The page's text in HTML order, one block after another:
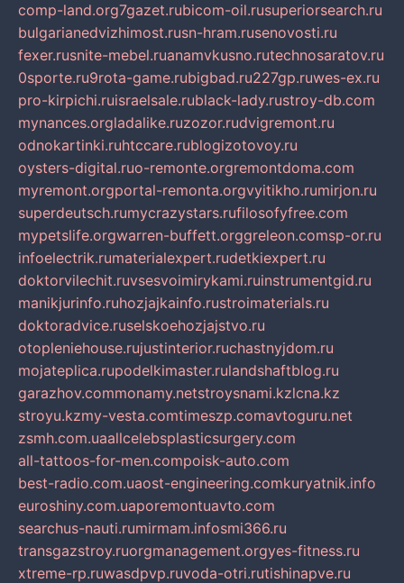
comp-land.org7gazet.rubicom-oil.rusuperiorsearch.ru
bulgarianedvizhimost.rusn-hram.rusenovosti.ru
fexer.rusnite-mebel.ruanamvkusno.rutechnosaratov.ru
0sporte.ru9rota-game.rubigbad.ru227gp.ruwes-ex.ru
pro-kirpichi.ruisraelsale.rublack-lady.rustroy-db.com
mynances.orgladalike.ruzozor.rudvigremont.ru
odnokartinki.ruhtccare.rublogizotovoy.ru
oysters-digital.ruo-remonte.orgremontdoma.com
myremont.orgportal-remonta.orgvyitikho.rumirjon.ru
superdeutsch.rumycrazystars.rufilosofyfree.com
mypetslife.orgwarren-buffett.orggreleon.comsp-or.ru
infoelectrik.rumaterialexpert.rudetkiexpert.ru
doktorvilechit.ruvsesvoimirykami.ruinstrumentgid.ru
manikjurinfo.ruhozjajkainfo.rustroimaterials.ru
doktoradvice.ruselskoehozjajstvo.ru
otopleniehouse.rujustinterior.ruchastnyjdom.ru
mojateplica.rupodelkimaster.rulandshaftblog.ru
garazhov.commonamy.netstroysnami.kzlcna.kz
stroyu.kzmy-vesta.comtimeszp.comavtoguru.net
zsmh.com.uaallcelebsplasticsurgery.com
all-tattoos-for-men.compoisk-auto.com
best-radio.com.uaost-engineering.comkuryatnik.info
euroshiny.com.uaporemontuavto.com
searchus-nauti.rumirmam.infosmi366.ru
transgazstroy.ruorgmanagement.orgyes-fitness.ru
xtreme-rp.ruwasdpvp.ruvoda-otri.rutishinapve.ru